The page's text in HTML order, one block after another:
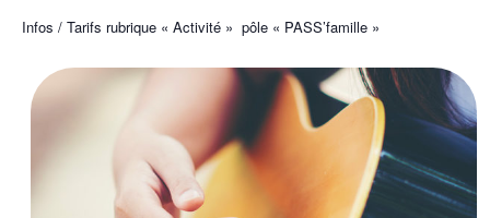
Infos / Tarifs rubrique « Activité » pôle « PASS’famille »